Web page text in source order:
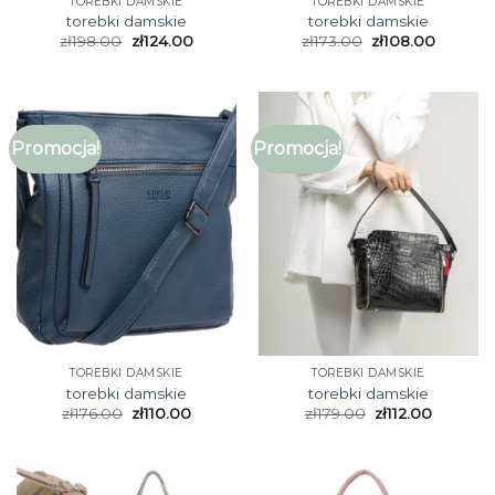
torebki damskie
zł198.00 zł124.00
torebki damskie
zł173.00 zł108.00
Promocja!
TOREBKI DAMSKIE
torebki damskie
zł176.00 zł110.00
Promocja!
TOREBKI DAMSKIE
torebki damskie
zł179.00 zł112.00